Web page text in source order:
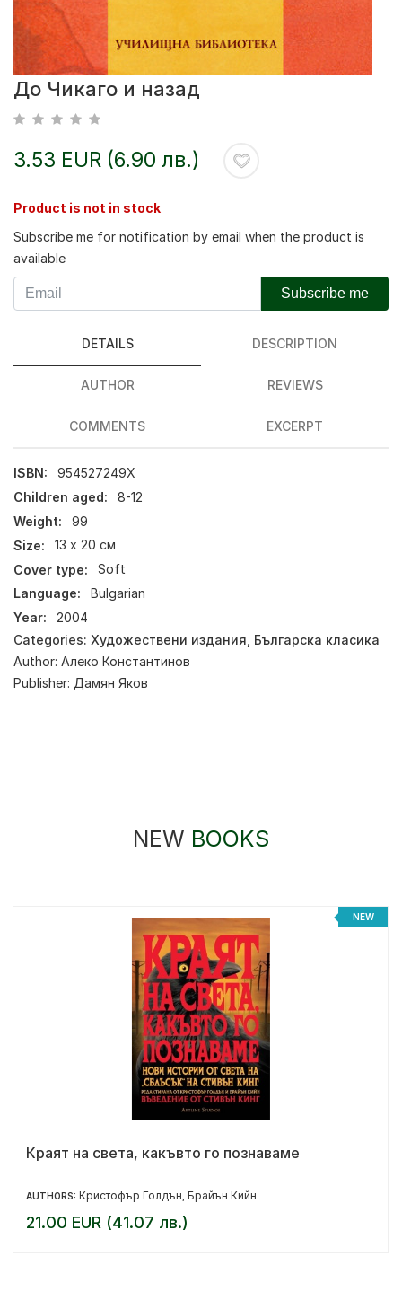
До Чикаго и назад
3.53 EUR (6.90 лв.)
Product is not in stock
Subscribe me for notification by email when the product is
available
Subscribe me
DETAILS DESCRIPTION
AUTHOR REVIEWS
COMMENTS EXCERPT
ISBN:
954527249X
Children aged:
8-12
Weight:
99
Size:
13 х 20 см
Cover type:
Soft
Language:
Bulgarian
Year:
2004
Categories: Художествени издания, Българска класика
Author: Алеко Константинов
Publisher: Дамян Яков
NEW BOOKS
NEW
Краят на света, какъвто го познаваме
AUTHORS: Кристофър Голдън, Брайън Кийн
21.00 EUR (41.07 лв.)